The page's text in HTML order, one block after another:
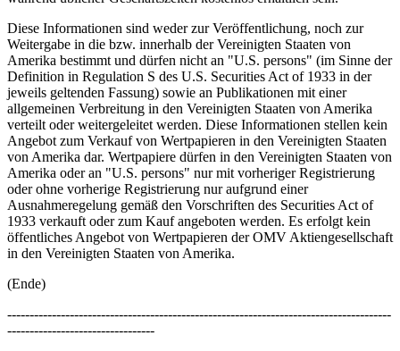
Diese Informationen sind weder zur Veröffentlichung, noch zur
Weitergabe in die bzw. innerhalb der Vereinigten Staaten von
Amerika bestimmt und dürfen nicht an "U.S. persons" (im Sinne der
Definition in Regulation S des U.S. Securities Act of 1933 in der
jeweils geltenden Fassung) sowie an Publikationen mit einer
allgemeinen Verbreitung in den Vereinigten Staaten von Amerika
verteilt oder weitergeleitet werden. Diese Informationen stellen kein
Angebot zum Verkauf von Wertpapieren in den Vereinigten Staaten
von Amerika dar. Wertpapiere dürfen in den Vereinigten Staaten von
Amerika oder an "U.S. persons" nur mit vorheriger Registrierung
oder ohne vorherige Registrierung nur aufgrund einer
Ausnahmeregelung gemäß den Vorschriften des Securities Act of
1933 verkauft oder zum Kauf angeboten werden. Es erfolgt kein
öffentliches Angebot von Wertpapieren der OMV Aktiengesellschaft
in den Vereinigten Staaten von Amerika.
(Ende)
--------------------------------------------------------------------------------------
---------------------------------